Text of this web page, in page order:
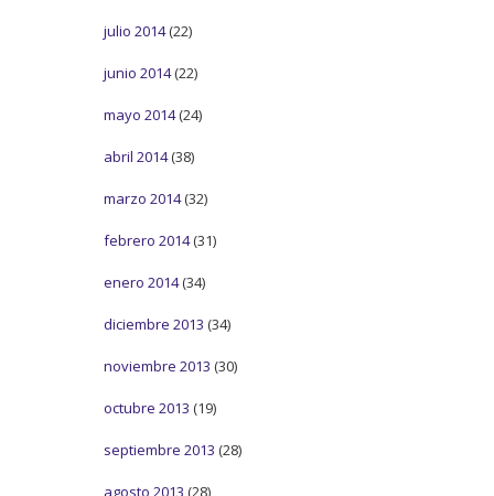
julio 2014(22)
junio 2014(22)
mayo 2014(24)
abril 2014(38)
marzo 2014(32)
febrero 2014(31)
enero 2014(34)
diciembre 2013 (34)
noviembre 2013 (30)
octubre 2013 (19)
septiembre 2013 (28)
agosto 2013 (28)